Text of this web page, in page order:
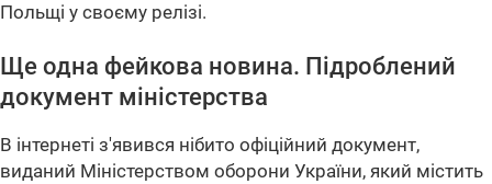
Польщі у своєму релізі.
Ще одна фейкова новина. Підроблений
документ міністерства
В інтернеті з'явився нібито офіційний документ,
виданий Міністерством оборони України, який містить